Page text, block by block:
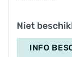
Niet
INFO